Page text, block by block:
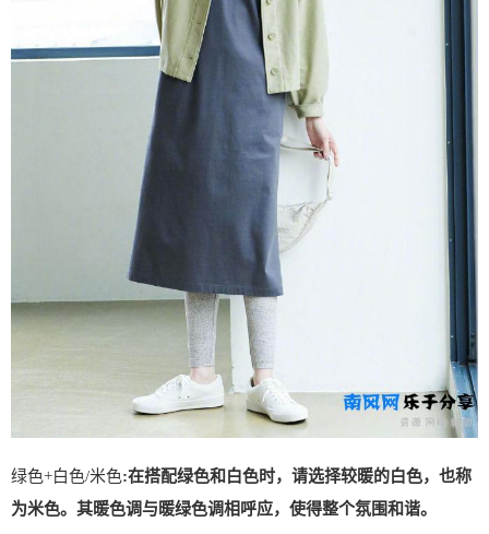
绿色+白色/米色:在搭配绿色和白色时，请选择较暖的白色，也称
为米色。其暖色调与暖绿色调相呼应，使得整个氛围和谐。